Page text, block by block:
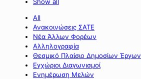
All
Ανακοινώσεις ΣΑΤΕ
Νέα Άλλων Φορέων
Αλληλογραφία
Θεσμικό Πλαίσιο Δημοσίων Έργων
Εγχώριοι Διαγωνισμοί
Ενημέρωση Μελών